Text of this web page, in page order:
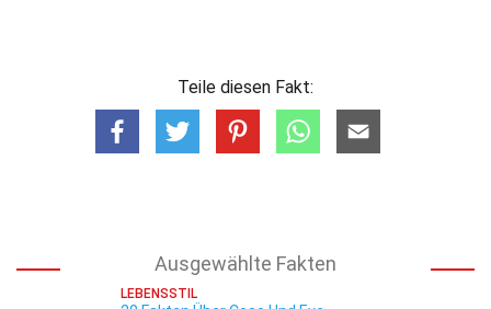
Teile diesen Fakt:
Ausgewählte Fakten
LEBENSSTIL